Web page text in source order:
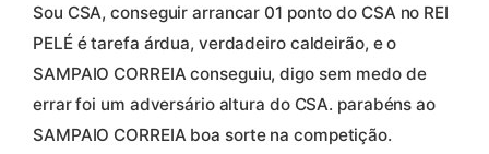
Sou CSA, conseguir arrancar 01 ponto do CSA no REI
PELÉ é tarefa árdua, verdadeiro caldeirão, e o
SAMPAIO CORREIA conseguiu, digo sem medo de
errar foi um adversário altura do CSA. parabéns ao
SAMPAIO CORREIA boa sorte na competição.